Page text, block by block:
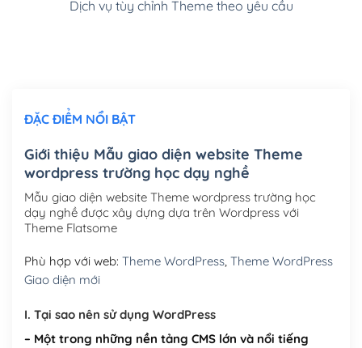
Cài đặt SMTP Mail cho site Wordpress(+100,000₫)
Mua thêm Host + Tên miền
Tên miền quốc tế .com .net .org (1 năm)
Tên miền Việt Nam .vn (1 năm)(+550,000₫)
Hosting 2GB SSD (1 năm) (+450,000₫)
Hosting 5GB SSD (1 năm)
Dịch vụ tùy chỉnh Theme theo yêu cầu
ĐẶC ĐIỂM NỔI BẬT
Giới thiệu Mẫu giao diện website Theme
wordpress trường học dạy nghề
Mẫu giao diện website Theme wordpress trường học
dạy nghề được xây dựng dựa trên Wordpress với
Theme Flatsome
Phù hợp với web: Theme WordPress, Theme WordPress
Giao diện mới
I. Tại sao nên sử dụng WordPress
– Một trong những nền tảng CMS lớn và nổi tiếng